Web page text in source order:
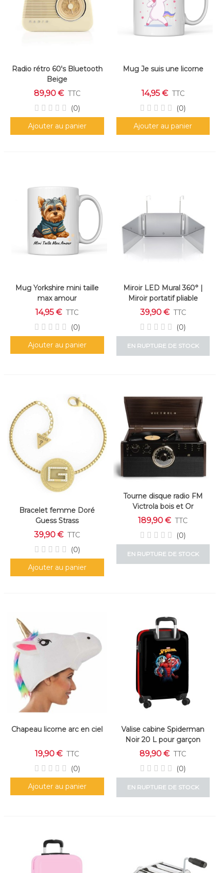
Radio rétro 60's Bluetooth
Beige
89,90 € TTC
(0)
Ajouter au panier
Mug Je suis une licorne
14,95 € TTC
(0)
Ajouter au panier
Mug Yorkshire mini taille
max amour
14,95 € TTC
(0)
Ajouter au panier
Miroir LED Mural 360° |
Miroir portatif pliable
39,90 € TTC
(0)
EN RUPTURE DE STOCK
Bracelet femme Doré
Guess Strass
39,90 € TTC
(0)
Ajouter au panier
Tourne disque radio FM
Victrola bois et Or
189,90 € TTC
(0)
EN RUPTURE DE STOCK
Chapeau licorne arc en ciel
19,90 € TTC
(0)
Ajouter au panier
Valise cabine Spiderman
Noir 20 L pour garçon
89,90 € TTC
(0)
EN RUPTURE DE STOCK